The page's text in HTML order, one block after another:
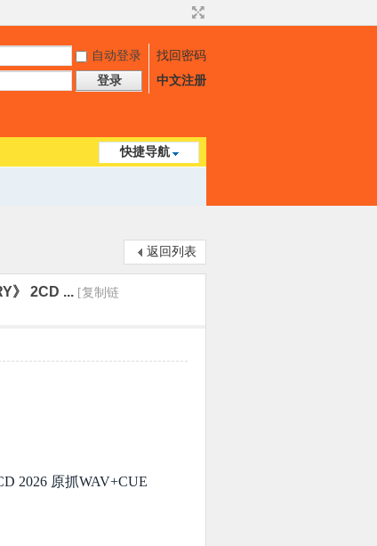
自动登录
找回密码
登录 中文注册
快捷导航
返回列表
》 2CD ... [复制链
2026 原抓WAV+CUE